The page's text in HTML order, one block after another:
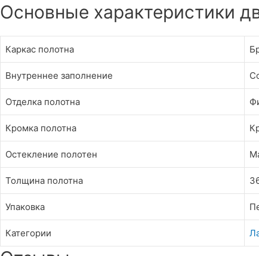
Основные характеристики
Каркас полотна
Внутреннее заполнение
Отделка полотна
Кромка полотна
Остекление полотен
Толщина полотна
Упаковка
Категории